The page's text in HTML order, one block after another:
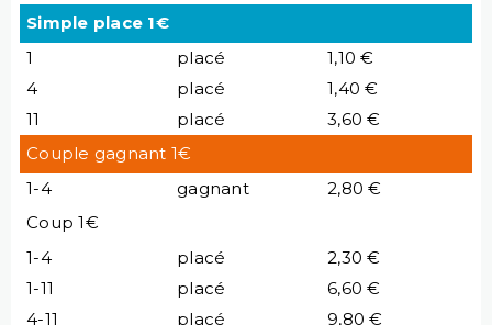
Simple place 1€
1
placé
1,10 €
4
placé
1,40 €
11
placé
3,60 €
Couple gagnant 1€
1-4
gagnant
2,80 €
Coup 1€
1-4
placé
2,30 €
1-11
placé
6,60 €
4-11
placé 9,80 €